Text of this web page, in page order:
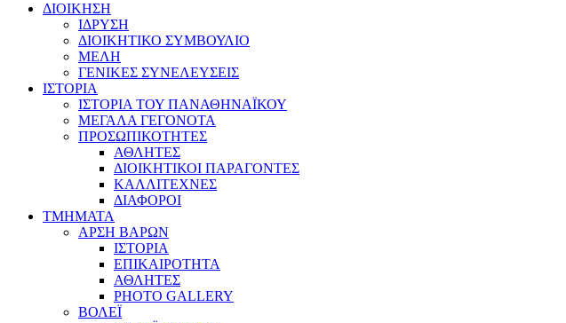
ΔΙΟΙΚΗΣΗ
ΙΔΡΥΣΗ
ΔΙΟΙΚΗΤΙΚΟ ΣΥΜΒΟΥΛΙΟ
ΜΕΛΗ
ΓΕΝΙΚΕΣ ΣΥΝΕΛΕΥΣΕΙΣ
ΙΣΤΟΡΙΑ
ΙΣΤΟΡΙΑ ΤΟΥ ΠΑΝΑΘΗΝΑΪΚΟΥ
ΜΕΓΑΛΑ ΓΕΓΟΝΟΤΑ
ΠΡΟΣΩΠΙΚΟΤΗΤΕΣ
ΑΘΛΗΤΕΣ
ΔΙΟΙΚΗΤΙΚΟΙ ΠΑΡΑΓΟΝΤΕΣ
ΚΑΛΛΙΤΕΧΝΕΣ
ΔΙΑΦΟΡΟΙ
ΤΜΗΜΑΤΑ
ΑΡΣΗ ΒΑΡΩΝ
ΙΣΤΟΡΙΑ
ΕΠΙΚΑΙΡΟΤΗΤΑ
ΑΘΛΗΤΕΣ
PHOTO GALLERY
ΒΟΛΕΪ